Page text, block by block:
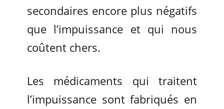
secondaires encore plus négatifs
que l’impuissance et qui nous
coûtent chers.
Les médicaments qui traitent
l’impuissance sont fabriqués en